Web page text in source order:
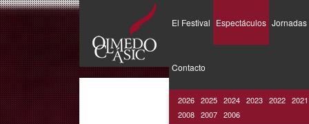
Pasar
al
contenido
principal
El Festival Espectáculos
2026 2025 2024 2023 2022 2021
2008 2007 2006
Jornadas
Contacto